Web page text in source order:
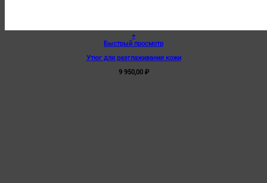
+
Быстрый просмотр
Утюг для разглаживания кожи
9 950,00 ₽